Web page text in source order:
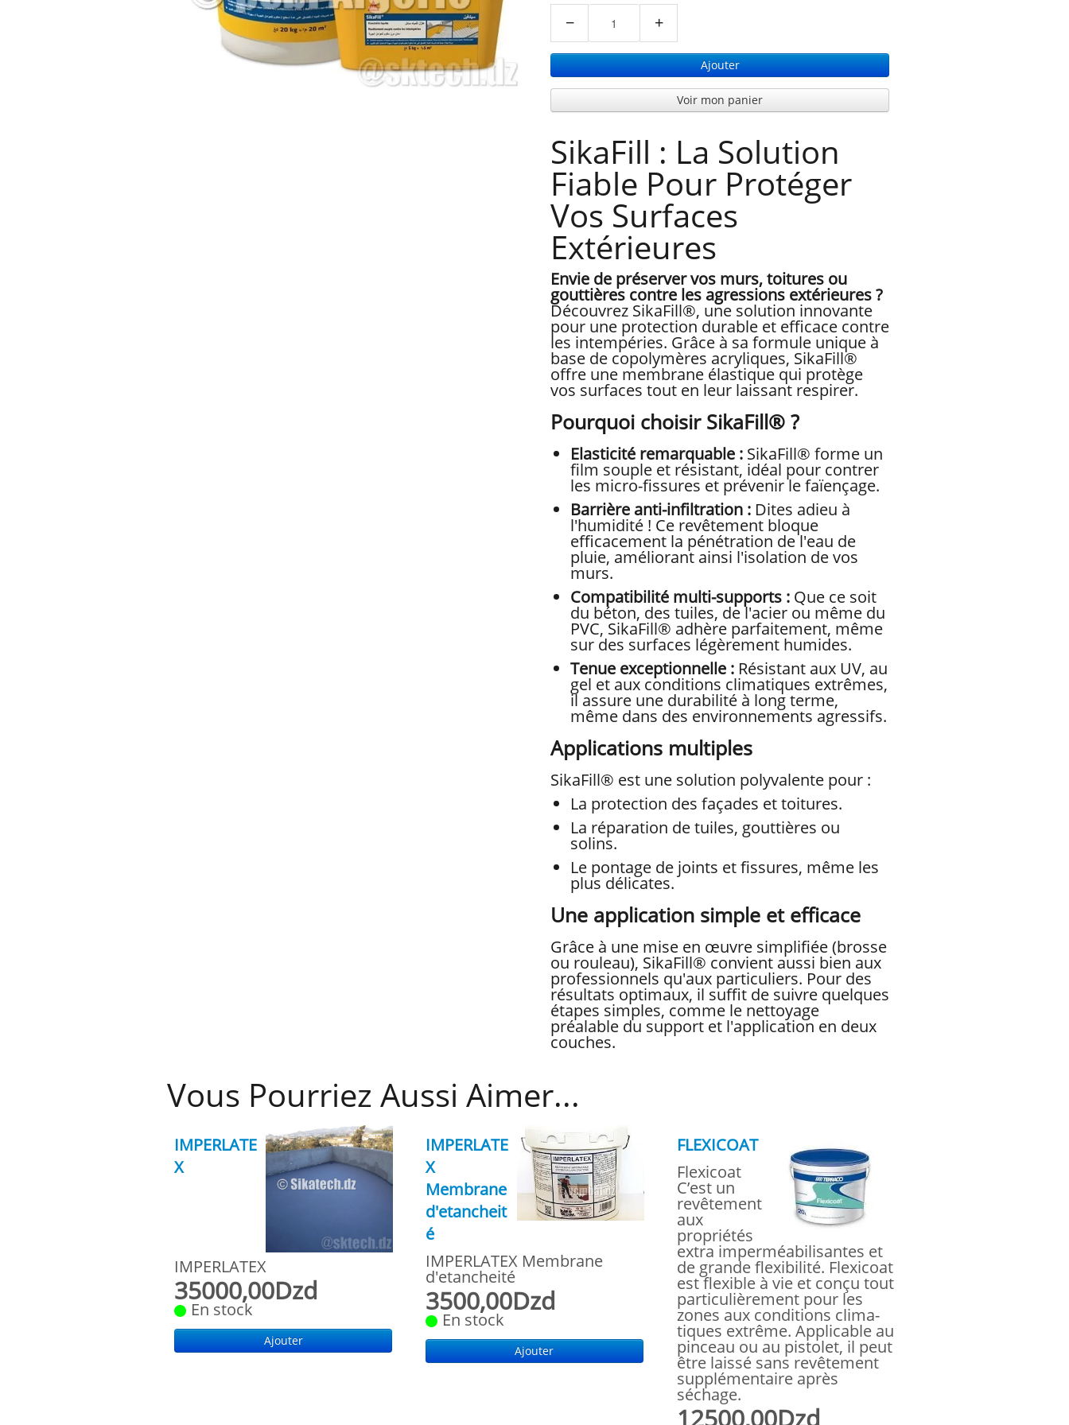
− +
Ajouter
Voir mon panier
SikaFill : La Solution
Fiable Pour Protéger
Vos Surfaces
Extérieures
Envie de préserver vos murs, toitures ou
gouttières contre les agressions extérieures ?
Découvrez SikaFill®, une solution innovante
pour une protection durable et efficace contre
les intempéries. Grâce à sa formule unique à
base de copolymères acryliques, SikaFill®
offre une membrane élastique qui protège
vos surfaces tout en leur laissant respirer.
Pourquoi choisir SikaFill® ?
Elasticité remarquable : SikaFill® forme un
film souple et résistant, idéal pour contrer
les micro-fissures et prévenir le faïençage.
Barrière anti-infiltration : Dites adieu à
l'humidité ! Ce revêtement bloque
efficacement la pénétration de l'eau de
pluie, améliorant ainsi l'isolation de vos
murs.
Compatibilité multi-supports : Que ce soit
du béton, des tuiles, de l'acier ou même du
PVC, SikaFill® adhère parfaitement, même
sur des surfaces légèrement humides.
Tenue exceptionnelle : Résistant aux UV, au
gel et aux conditions climatiques extrêmes,
il assure une durabilité à long terme,
même dans des environnements agressifs.
Applications multiples
SikaFill® est une solution polyvalente pour :
La protection des façades et toitures.
La réparation de tuiles, gouttières ou
solins.
Le pontage de joints et fissures, même les
plus délicates.
Une application simple et efficace
Grâce à une mise en œuvre simplifiée (brosse
ou rouleau), SikaFill® convient aussi bien aux
professionnels qu'aux particuliers. Pour des
résultats optimaux, il suffit de suivre quelques
étapes simples, comme le nettoyage
préalable du support et l'application en deux
couches.
Vous Pourriez Aussi Aimer...
IMPERLATE
X
IMPERLATEX
35000,00Dzd
En stock
Ajouter
IMPERLATE
X
Membrane
d'etancheit
é
IMPERLATEX Membrane
d'etancheité
3500,00Dzd
En stock
Ajouter
FLEXICOAT
Flexicoat
C’est un
revêtement
aux
propriétés
extra imperméabilisantes et
de grande flexibilité. Flexicoat
est flexible à vie et conçu tout
particulièrement pour les
zones aux conditions clima-
tiques extrême. Applicable au
pinceau ou au pistolet, il peut
être laissé sans revêtement
supplémentaire après
séchage.
12500,00Dzd